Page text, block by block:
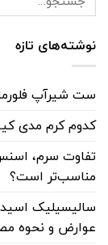
نوشته‌های تازه
ست شیرآپ
کدوم کرم مدی
تفاوت سرم،
مناسب‌تر است؟
سالیسیلیک
عوارض و نحوه